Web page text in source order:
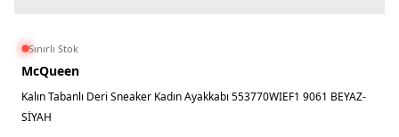
Sınırlı Stok
McQueen
Kalın Tabanlı Deri Sneaker Kadın Ayakkabı 553770WIEF1 9061 BEYAZ-
SİYAH